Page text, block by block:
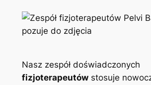
Nasz zespół doświadczonych
fizjoterapeutówstosuje